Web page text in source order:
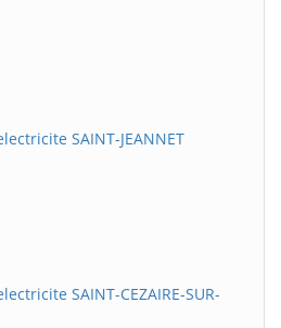
SAINT-JEANNET
SAINT-CEZAIRE-SUR-